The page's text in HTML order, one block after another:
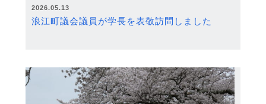
2026.05.13
浪江町議会議員が学長を表敬訪問しました